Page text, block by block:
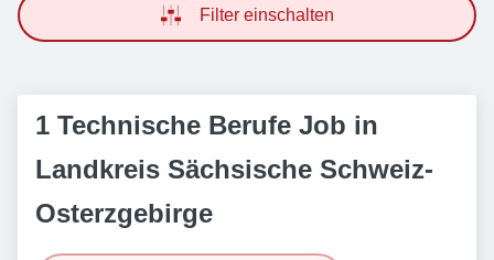
Filter einschalten
1 Technische Berufe Job in
Landkreis Sächsische Schweiz-
Osterzgebirge